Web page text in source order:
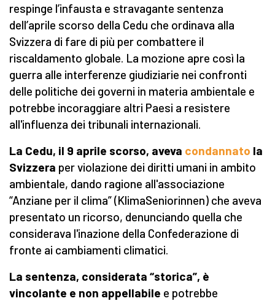
respinge l’infausta e stravagante sentenza
dell’aprile scorso della Cedu che ordinava alla
Svizzera di fare di più per combattere il
riscaldamento globale. La mozione apre così la
guerra alle interferenze giudiziarie nei confronti
delle politiche dei governi in materia ambientale e
potrebbe incoraggiare altri Paesi a resistere
all'influenza dei tribunali internazionali.
La Cedu, il 9 aprile scorso, aveva condannato la
Svizzera per violazione dei diritti umani in ambito
ambientale, dando ragione all'associazione
“Anziane per il clima” (KlimaSeniorinnen) che aveva
presentato un ricorso, denunciando quella che
considerava l'inazione della Confederazione di
fronte ai cambiamenti climatici.
La sentenza, considerata “storica”, è
vincolante e non appellabile e potrebbe